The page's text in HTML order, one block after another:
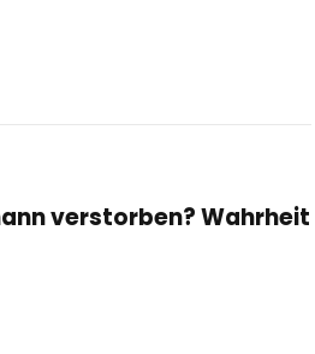
verstorben? Wahrheit